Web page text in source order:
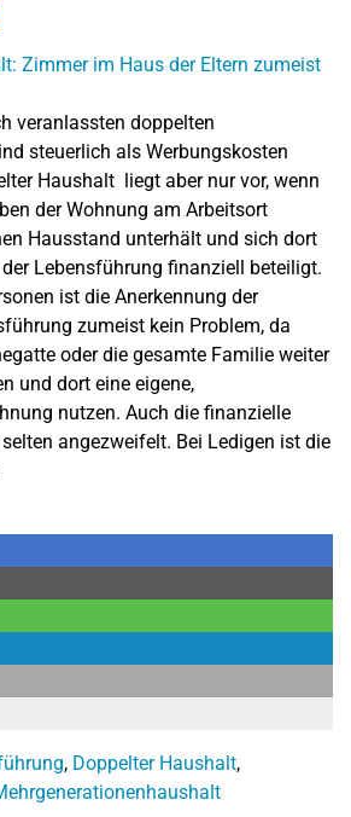
veranlassten doppelten
steuerlich als Werbungskosten
Haushalt liegt aber nur vor, wenn
der Wohnung am Arbeitsort
Hausstand unterhält und sich dort
Lebensführung finanziell beteiligt.
ist die Anerkennung der
zumeist kein Problem, da
oder die gesamte Familie weiter
und dort eine eigene,
nutzen. Auch die finanzielle
angezweifelt. Bei Ledigen ist die
, Doppelter Haushalt,